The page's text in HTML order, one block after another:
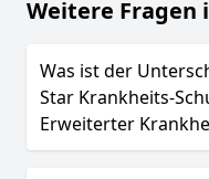
Weitere Fragen
Was ist der
Star Krankheits-
Erweiterter